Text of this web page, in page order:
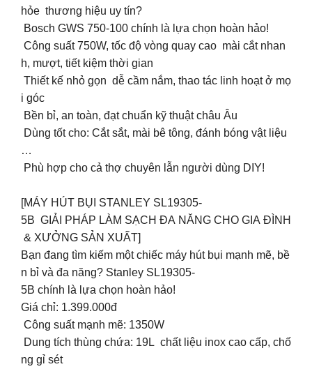
hỏe thương hiệu uy tín?
Bosch GWS 750-100 chính là lựa chọn hoàn hảo!
Công suất 750W, tốc độ vòng quay cao mài cắt nhan
h, mượt, tiết kiệm thời gian
Thiết kế nhỏ gọn dễ cầm nắm, thao tác linh hoạt ở mọ
i góc
️ Bền bỉ, an toàn, đạt chuẩn kỹ thuật châu Âu
Dùng tốt cho: Cắt sắt, mài bê tông, đánh bóng vật liệu
…
Phù hợp cho cả thợ chuyên lẫn người dùng DIY!
[MÁY HÚT BỤI STANLEY SL19305-
5B GIẢI PHÁP LÀM SẠCH ĐA NĂNG CHO GIA ĐÌNH
& XƯỞNG SẢN XUẤT]
Bạn đang tìm kiếm một chiếc máy hút bụi mạnh mẽ, bề
n bỉ và đa năng? Stanley SL19305-
5B chính là lựa chọn hoàn hảo!
️Giá chỉ: 1.399.000đ
Công suất mạnh mẽ: 1350W
Dung tích thùng chứa: 19L chất liệu inox cao cấp, chố
ng gỉ sét